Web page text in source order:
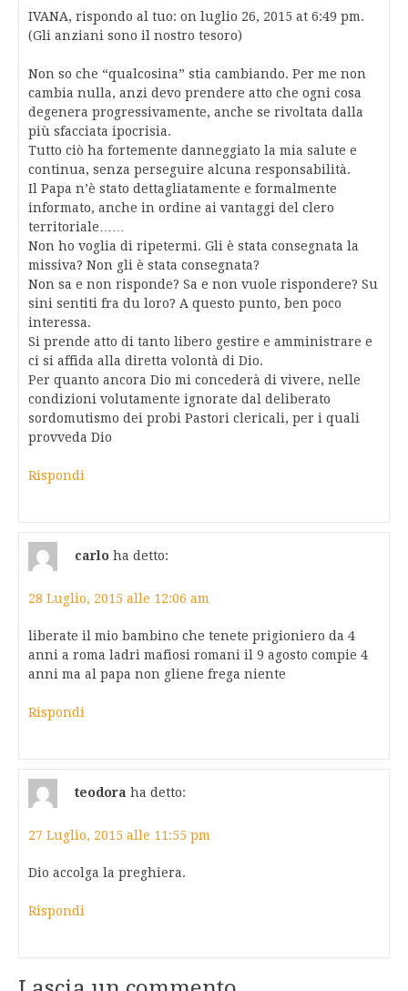
IVANA, rispondo al tuo: on luglio 26, 2015 at 6:49 pm.
(Gli anziani sono il nostro tesoro)
Non so che “qualcosina” stia cambiando. Per me non
cambia nulla, anzi devo prendere atto che ogni cosa
degenera progressivamente, anche se rivoltata dalla
più sfacciata ipocrisia.
Tutto ciò ha fortemente danneggiato la mia salute e
continua, senza perseguire alcuna responsabilità.
Il Papa n’è stato dettagliatamente e formalmente
informato, anche in ordine ai vantaggi del clero
territoriale……
Non ho voglia di ripetermi. Gli è stata consegnata la
missiva? Non gli è stata consegnata?
Non sa e non risponde? Sa e non vuole rispondere? Su
sini sentiti fra du loro? A questo punto, ben poco
interessa.
Si prende atto di tanto libero gestire e amministrare e
ci si affida alla diretta volontà di Dio.
Per quanto ancora Dio mi concederà di vivere, nelle
condizioni volutamente ignorate dal deliberato
sordomutismo dei probi Pastori clericali, per i quali
provveda Dio
Rispondi
carlo ha detto:
28 Luglio, 2015 alle 12:06 am
liberate il mio bambino che tenete prigioniero da 4
anni a roma ladri mafiosi romani il 9 agosto compie 4
anni ma al papa non gliene frega niente
Rispondi
teodora ha detto:
27 Luglio, 2015 alle 11:55 pm
Dio accolga la preghiera.
Rispondi